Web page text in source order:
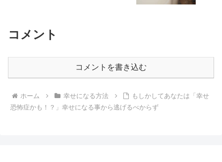
コメント
コメントを書き込む
ホーム 幸せになる方法
もしかしてあなたは「幸せ
恐怖症かも！？」幸せになる事から逃げるべからず